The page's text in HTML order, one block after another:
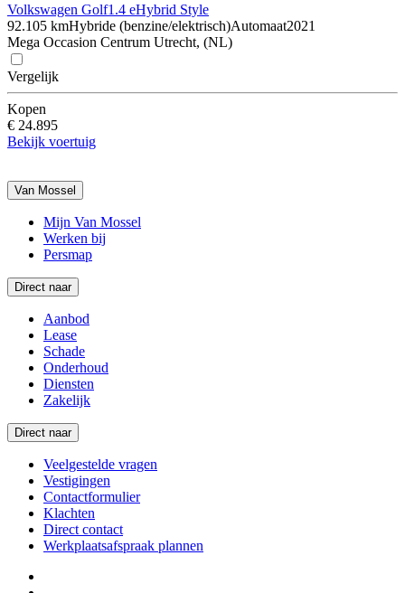
Volkswagen Golf1.4 eHybrid Style
92.105 kmHybride (benzine/elektrisch)Automaat2021
Mega Occasion Centrum Utrecht, (NL)
Vergelijk
Kopen
€ 24.895
Bekijk voertuig
Van Mossel
Mijn Van Mossel
Werken bij
Persmap
Direct naar
Aanbod
Lease
Schade
Onderhoud
Diensten
Zakelijk
Direct naar
Veelgestelde vragen
Vestigingen
Contactformulier
Klachten
Direct contact
Werkplaatsafspraak plannen